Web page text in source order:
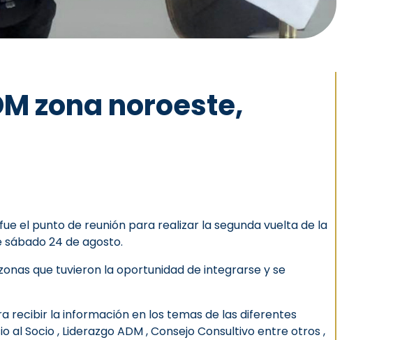
zona noroeste,
el punto de reunión para realizar la segunda vuelta de la
sábado 24 de agosto.
que tuvieron la oportunidad de integrarse y se
recibir la información en los temas de las diferentes
Socio , Liderazgo ADM , Consejo Consultivo entre otros ,